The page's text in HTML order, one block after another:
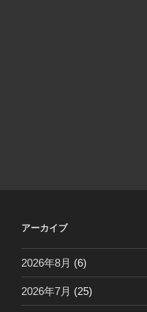
アーカイブ
2026年8月 (6)
2026年7月 (25)